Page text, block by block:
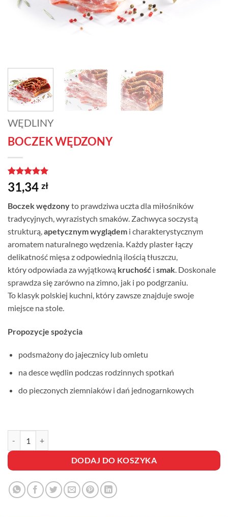
WĘDLINY
BOCZEK WĘDZONY
Oceniony5
na 5 na
1
oceny
klienta
31,34 zł
Boczek wędzonyto prawdziwa uczta dla miłośników
tradycyjnych, wyrazistych smaków. Zachwyca soczystą
strukturą,apetycznym wyglądem i charakterystycznym
aromatem naturalnego wędzenia. Każdy plaster łączy
delikatność mięsa z odpowiednią ilością tłuszczu,
który odpowiada za wyjątkową kruchość i smak. Doskonale
sprawdza się zarówno na zimno, jak i po podgrzaniu.
To klasyk polskiej kuchni, który zawsze znajduje swoje
miejsce na stole.
Propozycje spożycia
podsmażony do jajecznicy lub omletu
na desce wędlin podczas rodzinnych spotkań
do pieczonych ziemniaków i dań jednogarnkowych
DODAJ DO KOSZYKA